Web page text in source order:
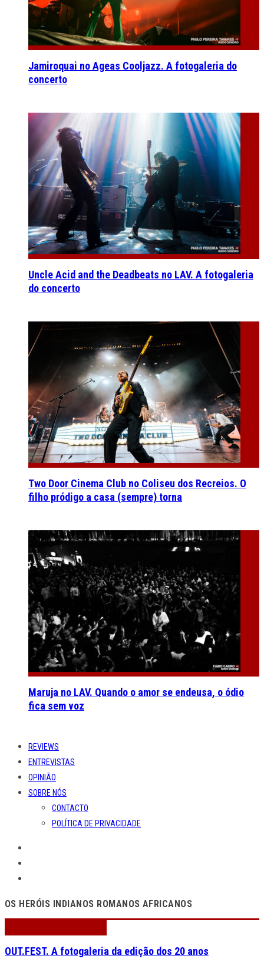
Jamiroquai no Ageas Cooljazz. A fotogaleria do
concerto
Uncle Acid and the Deadbeats no LAV. A fotogaleria
do concerto
Two Door Cinema Club no Coliseu dos Recreios. O
filho pródigo a casa (sempre) torna
Maruja no LAV. Quando o amor se endeusa, o ódio
fica sem voz
REVIEWS
ENTREVISTAS
OPINIÃO
SOBRE NÓS
CONTACTO
POLÍTICA DE PRIVACIDADE
OS HERÓIS INDIANOS ROMANOS AFRICANOS
OUT.FEST. A fotogaleria da edição dos 20 anos